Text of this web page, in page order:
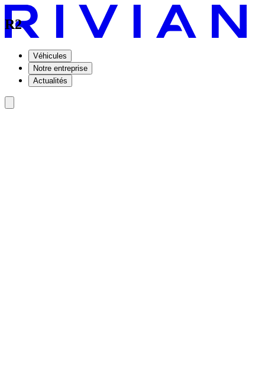
Véhicules
Notre entreprise
Actualités
R2